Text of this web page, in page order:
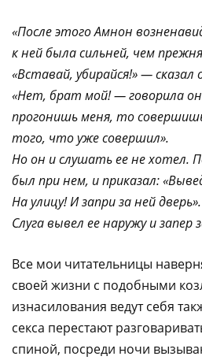
«После этого Амнон
к ней была сильней, чем
«Вставай, убирайся!» — сказал
«Нет, брат мой! — говорила
прогонишь меня, то
того, что уже совершил».
Но он и слушать ее не хотел.
был при нем, и приказал:
На улицу! И запри за ней дверь».
Слуга вывел ее наружу и запер
Все мои читательницы
своей жизни с подобными
изнасилования ведут себя
секса перестают
спиной, посреди ночи